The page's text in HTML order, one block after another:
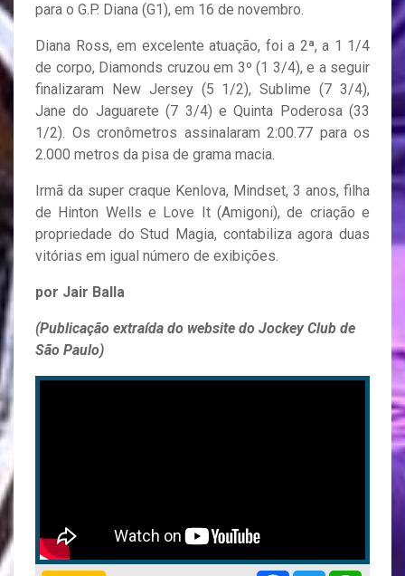
para o G.P. Diana (G1), em 16 de novembro.
Diana Ross, em excelente atuação, foi a 2ª, a 1 1/4
de corpo, Diamonds cruzou em 3º (1 3/4), e a seguir
finalizaram New Jersey (5 1/2), Sublime (7 3/4),
Jane do Jaguarete (7 3/4) e Quinta Poderosa (33
1/2). Os cronômetros assinalaram 2:00.77 para os
2.000 metros da pisa de grama macia.
Irmã da super craque Kenlova, Mindset, 3 anos, filha
de Hinton Wells e Love It (Amigoni), de criação e
propriedade do Stud Magia, contabiliza agora duas
vitórias em igual número de exibições.
por Jair Balla
(Publicação extraída do website do Jockey Club de
São Paulo)